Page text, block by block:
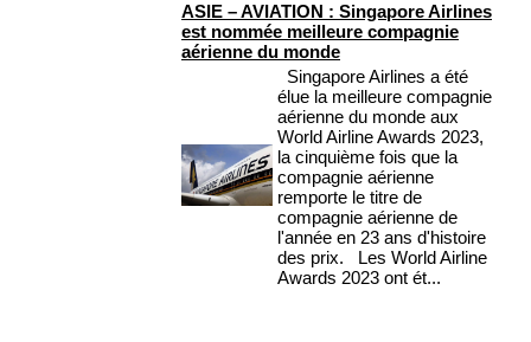
ASIE – AVIATION : Singapore Airlines
est nommée meilleure compagnie
aérienne du monde
Singapore Airlines a été
élue la meilleure compagnie
aérienne du monde aux
World Airline Awards 2023,
la cinquième fois que la
compagnie aérienne
remporte le titre de
compagnie aérienne de
l'année en 23 ans d'histoire
des prix. Les World Airline
Awards 2023 ont ét...